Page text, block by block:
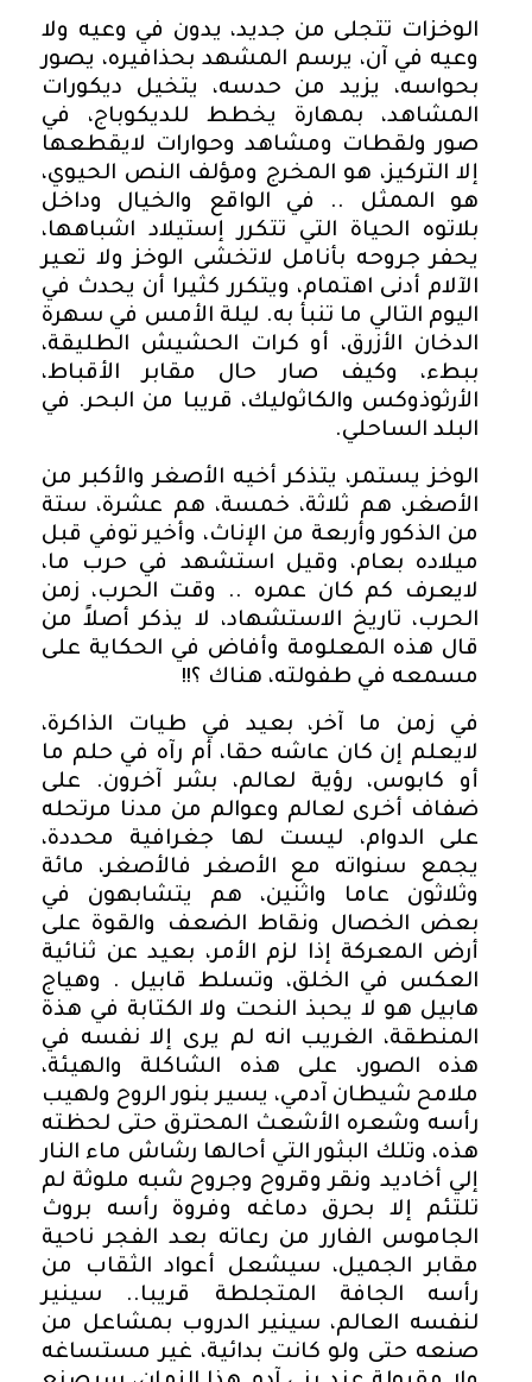
الوخزات تتجلى من جديد، يدون في وعيه ولا
وعيه في آن، يرسم المشهد بحذافيره، يصور
بحواسه، يزيد من حدسه، يتخيل ديكورات
المشاهد، بمهارة يخطط للديكوباج، في
صور ولقطات ومشاهد وحوارات لايقطعها
إلا التركيز، هو المخرج ومؤلف النص الحيوي،
هو الممثل .. في الواقع والخيال وداخل
بلاتوه الحياة التي تتكرر إستيلاد اشباهها،
يحفر جروحه بأنامل لاتخشى الوخز ولا تعير
الآلام أدنى اهتمام، ويتكرر كثيرا أن يحدث في
اليوم التالي ما تنبأ به. ليلة الأمس في سهرة
الدخان الأزرق، أو كرات الحشيش الطليقة،
ببطء، وكيف صار حال مقابر الأقباط،
الأرثوذوكس والكاثوليك، قريبا من البحر. في
البلد الساحلي.
الوخز يستمر، يتذكر أخيه الأصغر والأكبر من
الأصغر، هم ثلاثة، خمسة، هم عشرة، ستة
من الذكور وأربعة من الإناث، وأخير توفي قبل
ميلاده بعام، وقيل استشهد في حرب ما،
لايعرف كم كان عمره .. وقت الحرب، زمن
الحرب، تاريخ الاستشهاد، لا يذكر أصلاً من
قال هذه المعلومة وأفاض في الحكاية على
مسمعه في طفولته، هناك ؟!!
في زمن ما آخر، بعيد في طيات الذاكرة،
لايعلم إن كان عاشه حقا، أم رآه في حلم ما
أو كابوس، رؤية لعالم، بشر آخرون. على
ضفاف أخرى لعالم وعوالم من مدنا مرتحله
على الدوام، ليست لها جغرافية محددة،
يجمع سنواته مع الأصغر فالأصغر، مائة
وثلاثون عاما واثنين، هم يتشابهون في
بعض الخصال ونقاط الضعف والقوة على
أرض المعركة إذا لزم الأمر، بعيد عن ثنائية
العكس في الخلق، وتسلط قابيل . وهياج
هابيل هو لا يحبذ النحت ولا الكتابة في هذة
المنطقة، الغريب انه لم يرى إلا نفسه في
هذه الصور، على هذه الشاكلة والهيئة،
ملامح شيطان آدمي، يسير بنور الروح ولهيب
رأسه وشعره الأشعث المحترق حتى لحظته
هذه، وتلك البثور التي أحالها رشاش ماء النار
إلي أخاديد ونقر وقروح وجروح شبه ملوثة لم
تلتئم إلا بحرق دماغه وفروة رأسه بروث
الجاموس الفارر من رعاته بعد الفجر ناحية
مقابر الجميل، سيشعل أعواد الثقاب من
رأسه الجافة المتجلطة قريبا.. سينير
لنفسه العالم، سينير الدروب بمشاعل من
صنعه حتى ولو كانت بدائية، غير مستساغه